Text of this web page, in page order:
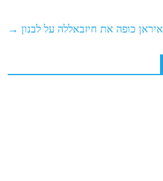
איראן כופה את חיזבאללה על לבנון →